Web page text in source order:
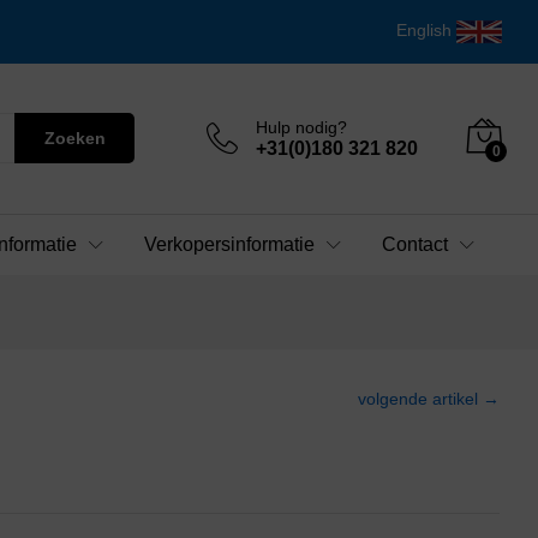
English
Zoeken
Hulp nodig?
+31(0)180 321 820 0
Verkopersinformatie Contact
volgende artikel →